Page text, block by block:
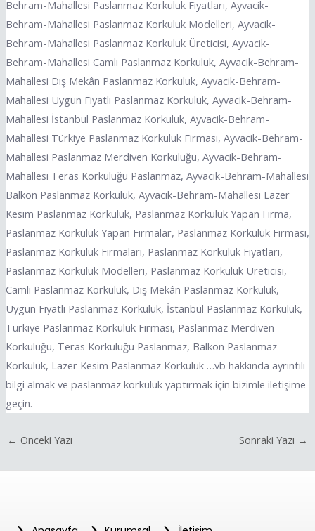
Behram-Mahallesi Paslanmaz Korkuluk Fiyatları, Ayvacik-
Behram-Mahallesi Paslanmaz Korkuluk Modelleri, Ayvacik-
Behram-Mahallesi Paslanmaz Korkuluk Üreticisi, Ayvacik-
Behram-Mahallesi Camlı Paslanmaz Korkuluk, Ayvacik-Behram-
Mahallesi Dış Mekân Paslanmaz Korkuluk, Ayvacik-Behram-
Mahallesi Uygun Fiyatlı Paslanmaz Korkuluk, Ayvacik-Behram-
Mahallesi İstanbul Paslanmaz Korkuluk, Ayvacik-Behram-
Mahallesi Türkiye Paslanmaz Korkuluk Firması, Ayvacik-Behram-
Mahallesi Paslanmaz Merdiven Korkuluğu, Ayvacik-Behram-
Mahallesi Teras Korkuluğu Paslanmaz, Ayvacik-Behram-Mahallesi
Balkon Paslanmaz Korkuluk, Ayvacik-Behram-Mahallesi Lazer
Kesim Paslanmaz Korkuluk, Paslanmaz Korkuluk Yapan Firma,
Paslanmaz Korkuluk Yapan Firmalar, Paslanmaz Korkuluk Firması,
Paslanmaz Korkuluk Firmaları, Paslanmaz Korkuluk Fiyatları,
Paslanmaz Korkuluk Modelleri, Paslanmaz Korkuluk Üreticisi,
Camlı Paslanmaz Korkuluk, Dış Mekân Paslanmaz Korkuluk,
Uygun Fiyatlı Paslanmaz Korkuluk, İstanbul Paslanmaz Korkuluk,
Türkiye Paslanmaz Korkuluk Firması, Paslanmaz Merdiven
Korkuluğu, Teras Korkuluğu Paslanmaz, Balkon Paslanmaz
Korkuluk, Lazer Kesim Paslanmaz Korkuluk …vb hakkında ayrıntılı
bilgi almak ve paslanmaz korkuluk yaptırmak için bizimle iletişime
geçin.
← Önceki Yazı Sonraki Yazı →